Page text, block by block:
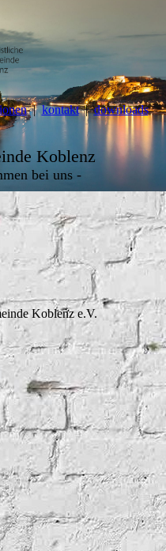
kontakt downloads
Koblenz
bei uns -
Koblenz e.V.